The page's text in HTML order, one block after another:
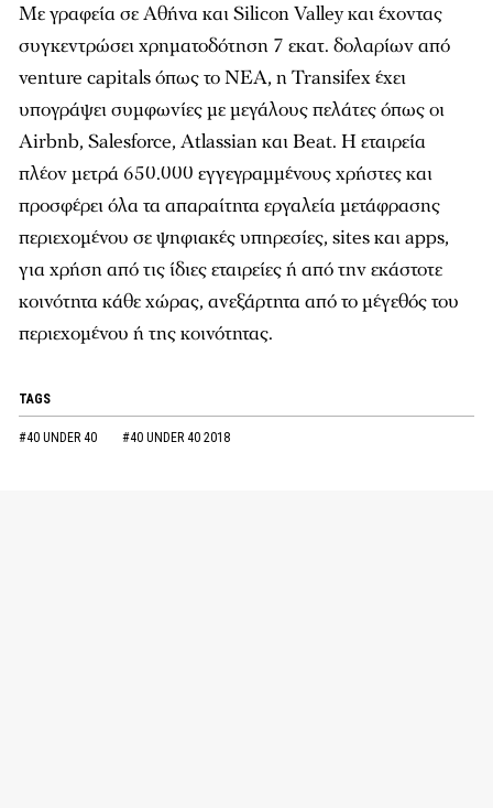
Με γραφεία σε Αθήνα και Silicon Valley και έχοντας
συγκεντρώσει χρηματοδότηση 7 εκατ. δολαρίων από
venture capitals όπως το ΝΕΑ, η Transifex έχει
υπογράψει συμφωνίες με μεγάλους πελάτες όπως οι
Airbnb, Salesforce, Atlassian και Beat. Η εταιρεία
πλέον μετρά 650.000 εγγεγραμμένους χρήστες και
προσφέρει όλα τα απαραίτητα εργαλεία μετάφρασης
περιεχομένου σε ψηφιακές υπηρεσίες, sites και apps,
για χρήση από τις ίδιες εταιρείες ή από την εκάστοτε
κοινότητα κάθε χώρας, ανεξάρτητα από το μέγεθός του
περιεχομένου ή της κοινότητας.
TAGS
#40 UNDER 40 #40 UNDER 40 2018